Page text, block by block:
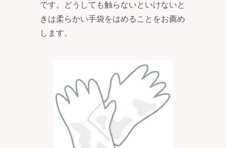
です。どうしても触らないといけないと
きは柔らかい手袋をはめることをお薦め
します。